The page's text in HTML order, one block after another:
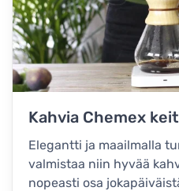
Kahvia Chemex
Elegantti ja maailmalla
valmistaa niin hyvää
nopeasti osa